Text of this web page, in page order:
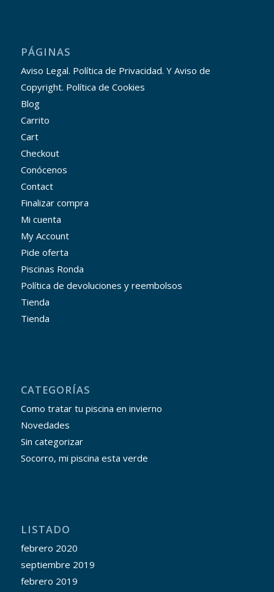
PÁGINAS
Aviso Legal. Política de Privacidad. Y Aviso de
Copyright. Política de Cookies
Blog
Carrito
Cart
Checkout
Conócenos
Contact
Finalizar compra
Mi cuenta
My Account
Pide oferta
Piscinas Ronda
Política de devoluciones y reembolsos
Tienda
Tienda
CATEGORÍAS
Como tratar tu piscina en invierno
Novedades
Sin categorizar
Socorro, mi piscina esta verde
LISTADO
febrero 2020
septiembre 2019
febrero 2019